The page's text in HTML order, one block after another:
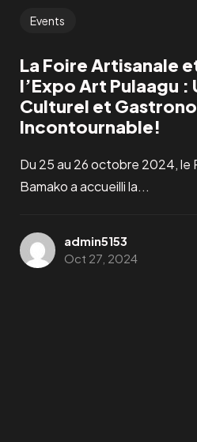
Events
La Foire Artisanale
l’Expo Art Pulaagu
Culturel et
Incontournable!
Du 25 au 26 octobre 2024, le
Bamako a accueilli la...
admin5153
Oct 27, 2024